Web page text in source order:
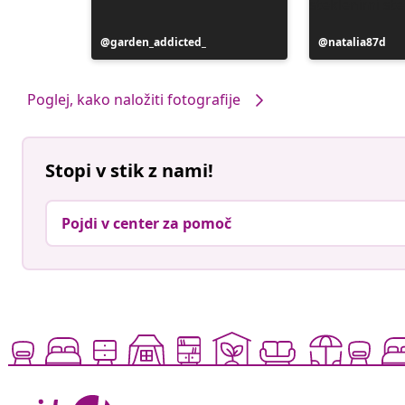
Objavo
je
garden_addicted_
Objavo
je
natalia87d
Poglej, kako naložiti fotografije
Stopi v stik z nami!
Pojdi v center za pomoč